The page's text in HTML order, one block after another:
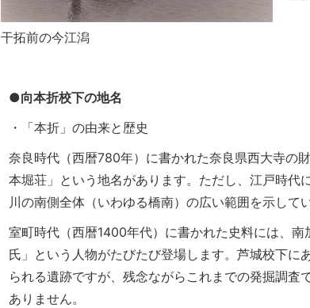
干拓前の今江潟
●向本折校下の地名
・「本折」の由来と歴史
奈良時代（西暦780年）に書かれた奈良県西大寺の
本堀荘」という地名があります。ただし、江戸時代
川の南側全体（いわゆる橋南）の広い範囲を示して
室町時代（西暦1400年代）に書かれた史料には、
氏」という人物がたびたび登場します。芦城校下に
られる遺跡ですが、残念ながらこれまでの発掘調査
ありません。